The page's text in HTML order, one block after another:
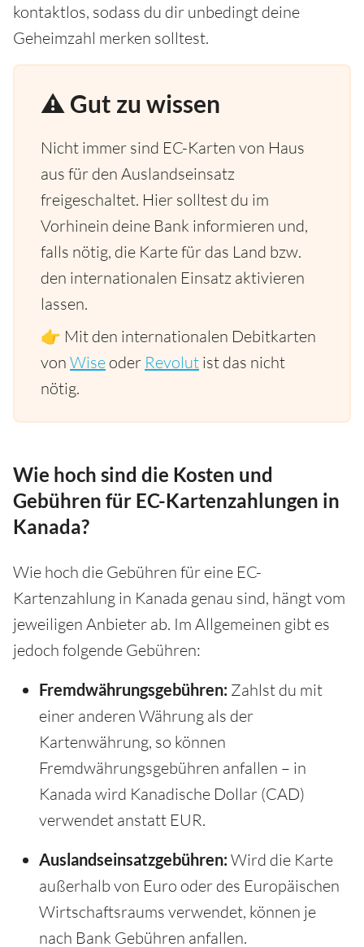
kontaktlos, sodass du dir unbedingt deine
Geheimzahl merken solltest.
⚠️ Gut zu wissen
Nicht immer sind EC-Karten von Haus
aus für den Auslandseinsatz
freigeschaltet. Hier solltest du im
Vorhinein deine Bank informieren und,
falls nötig, die Karte für das Land bzw.
den internationalen Einsatz aktivieren
lassen.
👉 Mit den internationalen Debitkarten
von Wise oder Revolut ist das nicht
nötig.
Wie hoch sind die Kosten und
Gebühren für EC-Kartenzahlungen in
Kanada?
Wie hoch die Gebühren für eine EC-
Kartenzahlung in Kanada genau sind, hängt vom
jeweiligen Anbieter ab. Im Allgemeinen gibt es
jedoch folgende Gebühren:
Fremdwährungsgebühren: Zahlst du mit
einer anderen Währung als der
Kartenwährung, so können
Fremdwährungsgebühren anfallen – in
Kanada wird Kanadische Dollar (CAD)
verwendet anstatt EUR.
Auslandseinsatzgebühren: Wird die Karte
außerhalb von Euro oder des Europäischen
Wirtschaftsraums verwendet, können je
nach Bank Gebühren anfallen.